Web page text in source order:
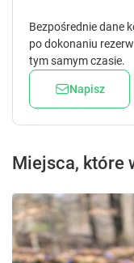
Bezpośrednie dane
po dokonaniu
tym samym czasie.
Napisz
Miejsca, które